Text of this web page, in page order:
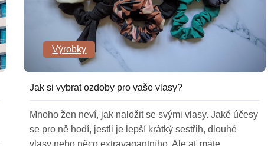
Výrobky
Jak si vybrat ozdoby pro vaše vlasy?
Mnoho žen neví, jak naložit se svými vlasy. Jaké účesy
se pro ně hodí, jestli je lepší krátký sestřih, dlouhé